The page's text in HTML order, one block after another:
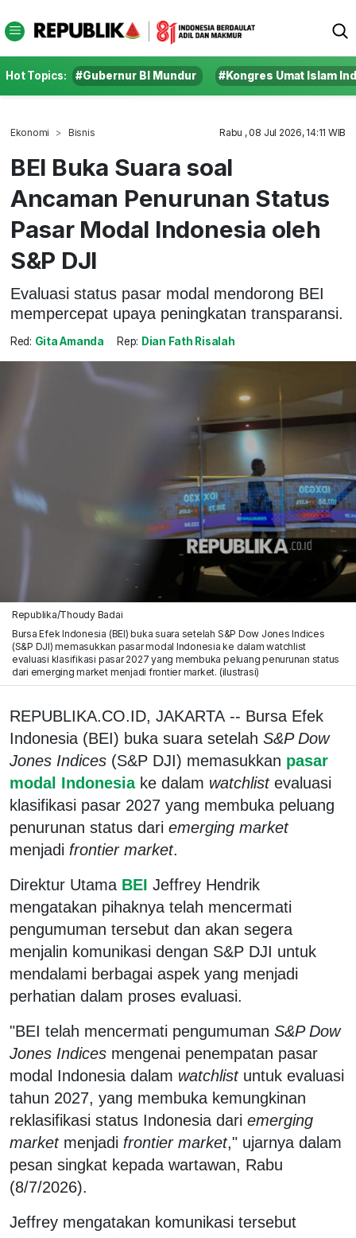
Hot Topics: #Gubernur BI Mundur #Kongres Umat Islam
Ekonomi Bisnis Rabu , 08 Jul 2026, 14:11 WIB
BEI Buka Suara soal
Ancaman Penurunan Status
Pasar Modal Indonesia oleh
S&P DJI
Evaluasi status pasar modal mendorong BEI
mempercepat upaya peningkatan transparansi.
Red: Gita Amanda Rep: Dian Fath Risalah
Republika/Thoudy Badai
Bursa Efek Indonesia (BEI) buka suara setelah S&P Dow Jones Indices
(S&P DJI) memasukkan pasar modal Indonesia ke dalam watchlist
evaluasi klasifikasi pasar 2027 yang membuka peluang penurunan status
dari emerging market menjadi frontier market. (ilustrasi)
REPUBLIKA.CO.ID, JAKARTA -- Bursa Efek
Indonesia (BEI) buka suara setelah S&P Dow
Jones Indices (S&P DJI) memasukkan pasar
modal Indonesia ke dalam watchlistevaluasi
klasifikasi pasar 2027 yang membuka peluang
penurunan status dari emerging market
menjadi frontier market.
Direktur Utama BEI Jeffrey Hendrik
mengatakan pihaknya telah mencermati
pengumuman tersebut dan akan segera
menjalin komunikasi dengan S&P DJI untuk
mendalami berbagai aspek yang menjadi
perhatian dalam proses evaluasi.
"BEI telah mencermati pengumuman S&P Dow
Jones Indices mengenai penempatan pasar
modal Indonesia dalam watchlistuntuk evaluasi
tahun 2027, yang membuka kemungkinan
reklasifikasi status Indonesia dari emerging
marketmenjadi frontier market," ujarnya dalam
pesan singkat kepada wartawan, Rabu
(8/7/2026).
Jeffrey mengatakan komunikasi tersebut